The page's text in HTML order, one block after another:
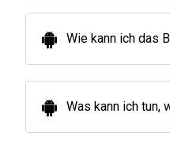
Wie kann ich das
Was kann ich tun,